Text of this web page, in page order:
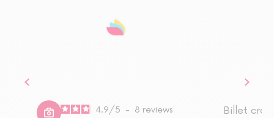
4.9/5 - 8 reviews
Billet